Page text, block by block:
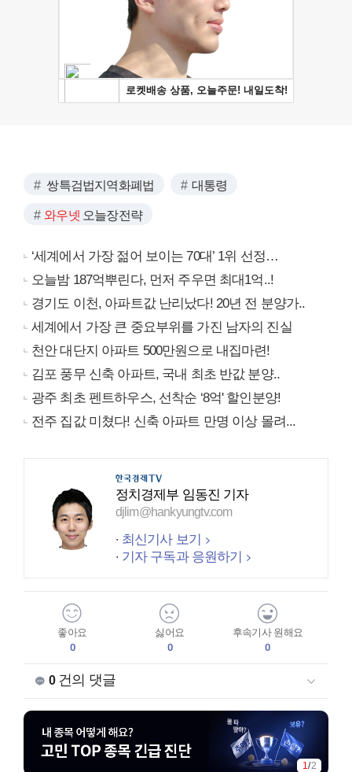
쌍특검법지역화폐법 대통령
와우넷 오늘장전략
‘세계에서 가장 젊어 보이는 70대’ 1위 선정…
오늘밤 187억뿌린다, 먼저 주우면 최대1억..!
경기도 이천, 아파트값 난리났다! 20년 전 분양가..
세계에서 가장 큰 중요부위를 가진 남자의 진실
천안 대단지 아파트 500만원으로 내집마련!
김포 풍무 신축 아파트, 국내 최초 반값 분양..
광주 최초 펜트하우스, 선착순 ‘8억' 할인분양!
전주 집값 미쳤다! 신축 아파트 만명 이상 몰려...
정치경제부 임동진 기자
djlim@hankyungtv.com
최신기사 보기
기자 구독과 응원하기
좋아요
0
싫어요
0
후속기사 원해요
0
0건의 댓글
1 /2